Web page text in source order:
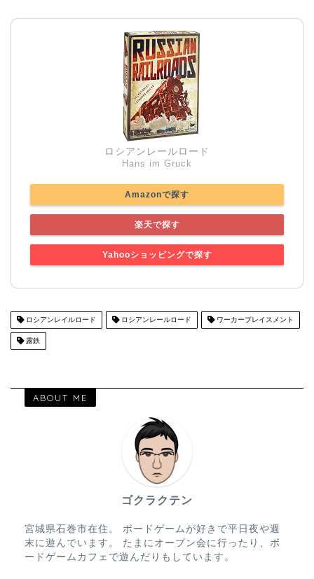
ロシアンレールロード
Hans im Gruck
Amazonで探す
楽天で探す
Yahooショッピングで探す
ロシアンレイルロード ロシアンレールロード ワーカープレイスメント
露鉄
ABOUT ME
ゴクラクテン
宮城県石巻市在住。 ボードゲームが好きで平日夜や週
末に遊んでいます。 たまにオープン会に行ったり、ボ
ードゲームカフェで遊んだりもしています。